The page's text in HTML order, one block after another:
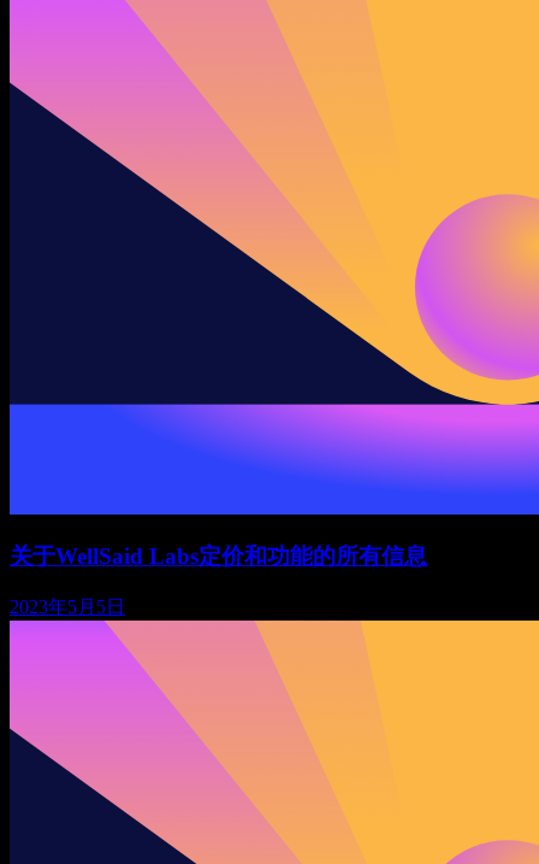
关于WellSaid Labs定价和功能的所有信息
2023年5月5日